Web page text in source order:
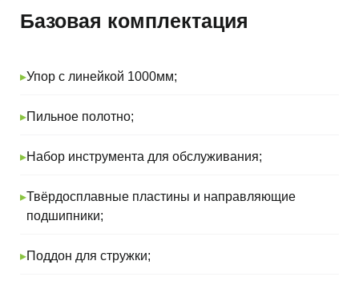
Базовая комплектация
▸Упор с линейкой 1000мм;
▸Пильное полотно;
▸Набор инструмента для обслуживания;
▸Твёрдосплавные пластины и направляющие
подшипники;
▸Поддон для стружки;